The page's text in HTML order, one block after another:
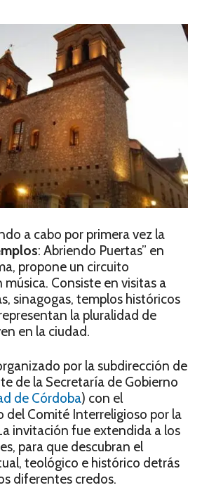
a cabo por primera vez la
: Abriendo Puertas” en
propone un circuito
Consiste en visitas a
sinagogas, templos históricos
la pluralidad de
en la ciudad.
por la subdirección de
de la Secretaría de Gobierno
de Córdoba) con el
del Comité Interreligioso por la
invitación fue extendida a los
para que descubran el
teológico e histórico detrás
diferentes credos.